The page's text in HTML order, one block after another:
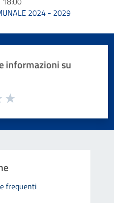
2024 - 2029
informazioni su
frequenti